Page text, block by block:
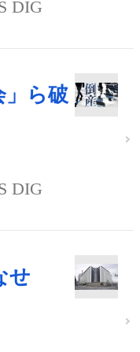
DIG
」ら破
DIG
せ